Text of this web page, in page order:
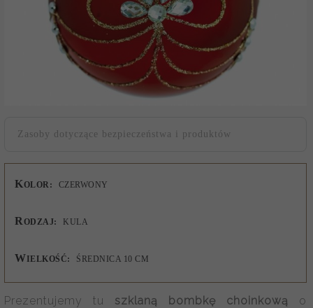
Zasoby dotyczące bezpieczeństwa i produktów
KOLOR: CZERWONY
R ODZAJ: KULA
W IELKOŚĆ: ŚREDNICA 10 CM
Prezentujemy tu szklaną bombkę choinkową o